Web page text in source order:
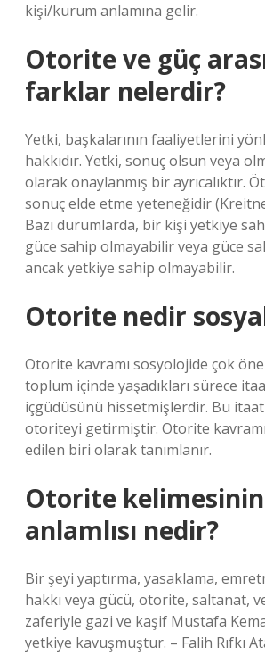
kişi/kurum anlamına gelir.
Otorite ve güç
farklar nelerdir?
Yetki, başkalarının faaliyetlerini
hakkıdır. Yetki, sonuç olsun veya
olarak onaylanmış bir ayrıcalıktır.
sonuç elde etme yeteneğidir
Bazı durumlarda, bir kişi yetkiye
güce sahip olmayabilir veya güce
ancak yetkiye sahip olmayabilir.
Otorite nedir
Otorite kavramı sosyolojide çok
toplum içinde yaşadıkları sürece
içgüdüsünü hissetmişlerdir. Bu
otoriteyi getirmiştir. Otorite
edilen biri olarak tanımlanır.
Otorite
anlamlısı nedir?
Bir şeyi yaptırma, yasaklama,
hakkı veya gücü, otorite, saltanat,
zaferiyle gazi ve kaşif Mustafa
yetkiye kavuşmuştur. – Falih Rıfkı